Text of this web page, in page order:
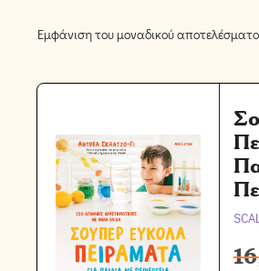
Εμφάνιση του μοναδικού